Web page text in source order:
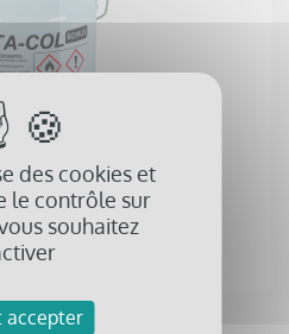
Pour Dalles Et Rails
des cookies et
le contrôle sur
souhaitez
accepter